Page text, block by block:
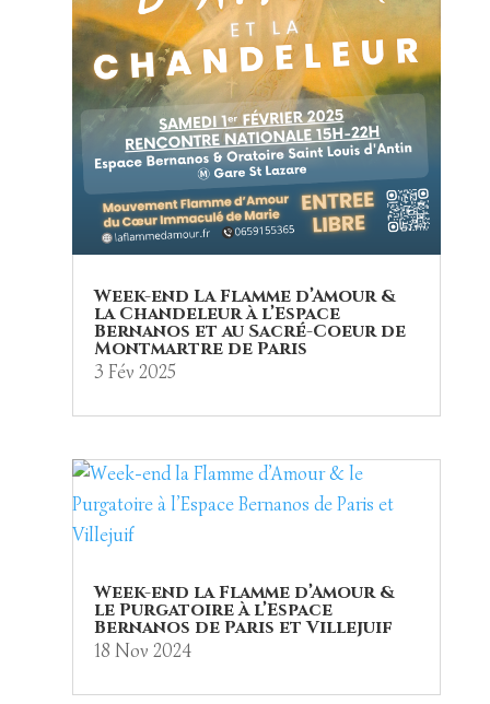
Week-end La Flamme d’Amour &
la Chandeleur à l’Espace
Bernanos et au Sacré-Coeur de
Montmartre de Paris
3 Fév 2025
Week-end la Flamme d’Amour &
le Purgatoire à l’Espace
Bernanos de Paris et Villejuif
18 Nov 2024